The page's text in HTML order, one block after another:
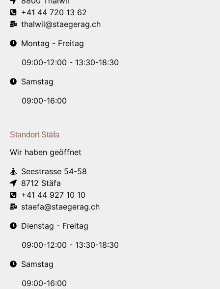
+41 44 720 13 62
thalwil@staegerag.ch
Montag - Freitag
09:00-12:00 - 13:30-18:30
Samstag
09:00-16:00
Standort Stäfa
Wir haben geöffnet
Seestrasse 54-58
8712 Stäfa
+41 44 927 10 10
staefa@staegerag.ch
Dienstag - Freitag
09:00-12:00 - 13:30-18:30
Samstag
09:00-16:00